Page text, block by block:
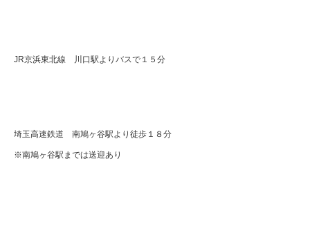
JR京浜東北線 川口駅よりバスで１５分
埼玉高速鉄道 南鳩ヶ谷駅より徒歩１８分
※南鳩ヶ谷駅までは送迎あり